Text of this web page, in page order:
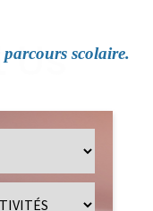
parcours scolaire.